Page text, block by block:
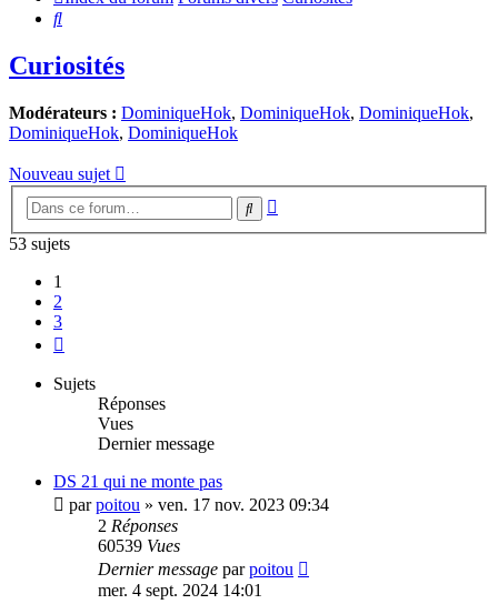
Rechercher
Curiosités
Modérateurs : DominiqueHok, DominiqueHok, DominiqueHok,
DominiqueHok, DominiqueHok
Nouveau sujet
Rechercher
53 sujets
1
2
3
Sujets
Réponses
Vues
Dernier message
DS 21 qui ne monte pas
parpoitou » ven. 17 nov. 2023 09:34
2 Réponses
60539 Vues
Dernier message parpoitou
mer. 4 sept. 2024 14:01